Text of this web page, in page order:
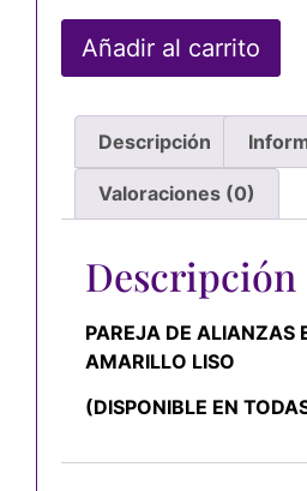
Añadir al carrito
Descripción
Valoraciones (0)
Descripción
PAREJA DE ALIANZAS
AMARILLO LISO
(DISPONIBLE EN